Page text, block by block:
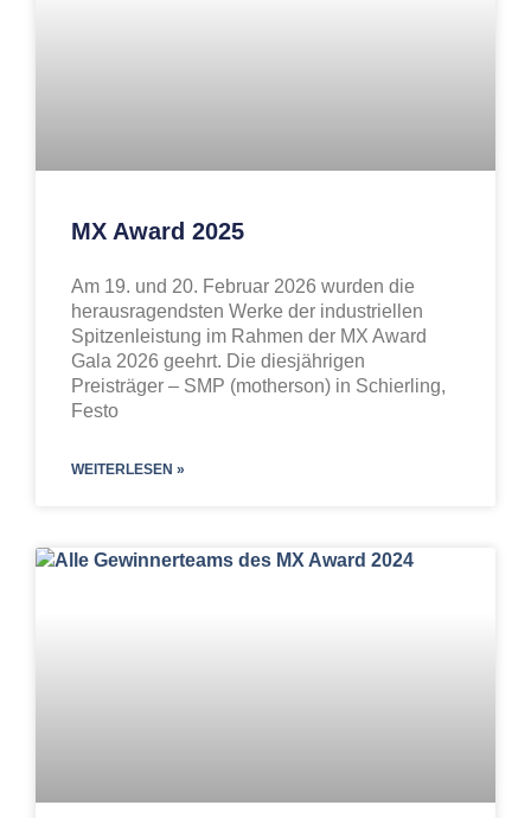
MX Award 2025
Am 19. und 20. Februar 2026 wurden die
herausragendsten Werke der industriellen
Spitzenleistung im Rahmen der MX Award
Gala 2026 geehrt. Die diesjährigen
Preisträger – SMP (motherson) in Schierling,
Festo
WEITERLESEN »